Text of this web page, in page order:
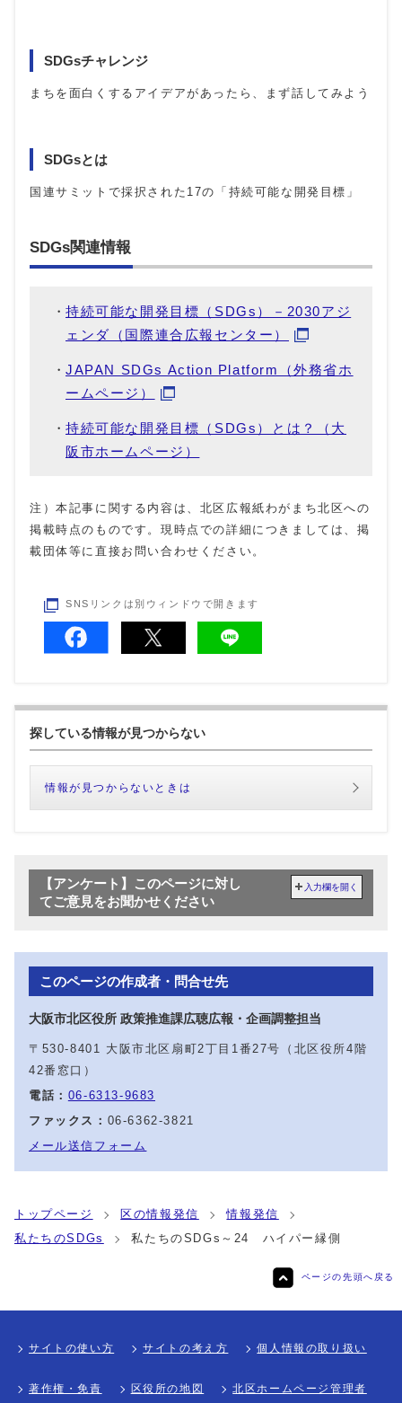
SDGsチャレンジ
まちを面白くするアイデアがあったら、まず話してみよう
SDGsとは
国連サミットで採択された17の「持続可能な開発目標」
SDGs関連情報
持続可能な開発目標（SDGs）－2030アジ
ェンダ（国際連合広報センター）
JAPAN SDGs Action Platform（外務省ホ
ームページ）
持続可能な開発目標（SDGs）とは？（大
阪市ホームページ）
注）本記事に関する内容は、北区広報紙わがまち北区への
掲載時点のものです。現時点での詳細につきましては、掲
載団体等に直接お問い合わせください。
SNSリンクは別ウィンドウで開きます
探している情報が見つからない
情報が見つからないときは
【アンケート】このページに対し
てご意見をお聞かせください
入力欄を開く
このページの作成者・問合せ先
大阪市北区役所 政策推進課広聴広報・企画調整担当
〒530-8401 大阪市北区扇町2丁目1番27号（北区役所4階
42番窓口）
電話： 06-6313-9683
ファックス： 06-6362-3821
メール送信フォーム
トップページ 区の情報発信
情報発信
私たちのSDGs
私たちのSDGs～24 ハイパー縁側
ページの先頭へ戻る
サイトの使い方 サイトの考え方 個人情報の取り扱い
著作権・免責 区役所の地図 北区ホームページ管理者